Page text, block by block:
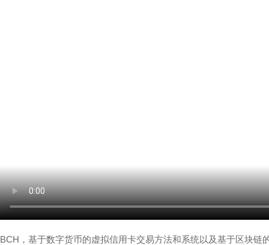
BCH，基于数字货币的虚拟信用卡交易方法和系统以及基于区块